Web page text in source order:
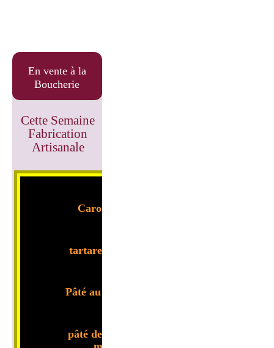
En vente à la
Boucherie
Cette Semaine
Fabrication
Artisanale
Carotte râpée
tartare de tomate
Pâté au poivre vert
pâté de campagne